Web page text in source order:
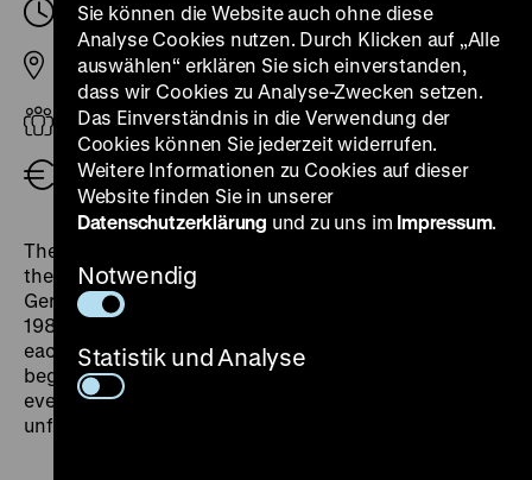
Samstag, 18. März 2023, 13.00-13.30 Uhr
Pei-Bau
Erwachsene
kostenfrei, zzgl. Eintritt
The tour in the exhibition “Roads not Taken” explores
the question of what forms of government a united
Germany would have had at the various junctures in
1989, 1918 or 1866 and how democratic it should be in
each case. The revolution of 1848 was in any case the
beginning of a democratic awakening in Germany,
even if the desired goal of a united country remained
unfulfilled at that time.
Sie können die Website auch ohne diese
Analyse Cookies nutzen. Durch Klicken auf „Alle
auswählen“ erklären Sie sich einverstanden,
dass wir Cookies zu Analyse-Zwecken setzen.
Das Einverständnis in die Verwendung der
Cookies können Sie jederzeit widerrufen.
Weitere Informationen zu Cookies auf dieser
Website finden Sie in unserer
Datenschutzerklärung und zu uns im Impressum.
Notwendig
Statistik und Analyse